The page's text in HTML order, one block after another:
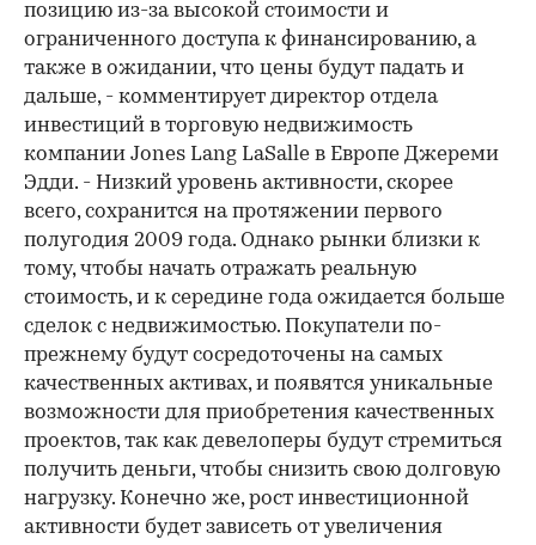
позицию из-за высокой стоимости и
ограниченного доступа к финансированию, а
также в ожидании, что цены будут падать и
дальше, - комментирует директор отдела
инвестиций в торговую недвижимость
компании Jones Lang LaSalle в Европе Джереми
Эдди. - Низкий уровень активности, скорее
всего, сохранится на протяжении первого
полугодия 2009 года. Однако рынки близки к
тому, чтобы начать отражать реальную
стоимость, и к середине года ожидается больше
сделок с недвижимостью. Покупатели по-
прежнему будут сосредоточены на самых
качественных активах, и появятся уникальные
возможности для приобретения качественных
проектов, так как девелоперы будут стремиться
получить деньги, чтобы снизить свою долговую
нагрузку. Конечно же, рост инвестиционной
активности будет зависеть от увеличения